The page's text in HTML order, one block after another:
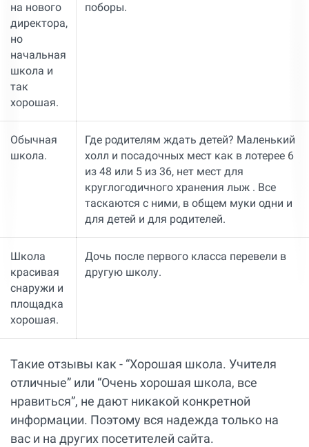
на нового
директора,
но
начальная
школа и
так
хорошая.
поборы.
Обычная
школа.
Где родителям ждать детей? Маленький
холл и посадочных мест как в лотерее 6
из 48 или 5 из 36, нет мест для
круглогодичного хранения лыж . Все
таскаются с ними, в общем муки одни и
для детей и для родителей.
Школа
красивая
снаружи и
площадка
хорошая.
Дочь после первого класса перевели в
другую школу.
Такие отзывы как - “Хорошая школа. Учителя
отличные” или “Очень хорошая школа, все
нравиться”, не дают никакой конкретной
информации. Поэтому вся надежда только на
вас и на других посетителей сайта.